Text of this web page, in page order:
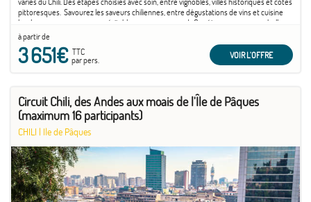
pittoresques. Savourez les saveurs chiliennes, entre dégustations de vins et cuisine
locale savoureuse, pour un véritable voyage gourmand. Ce séjour propose une belle
palette d’activités libres et optionnelles, pour explorer à votre rythme et vivre des
moments uniques, entre nature, culture et gastronomie.
à partir de
3 651€TTC
par pers.
VOIR L'OFFRE
Circuit Chili, des Andes aux moais de l'Île de Pâques
(maximum 16 participants)
CHILI | Ile de Pâques